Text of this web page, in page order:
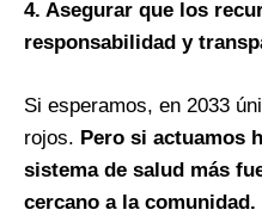
4. Asegurar que los
responsabilidad y
Si esperamos, en 2033
rojos. Pero si actuamos
sistema de salud más
cercano a la comunidad.